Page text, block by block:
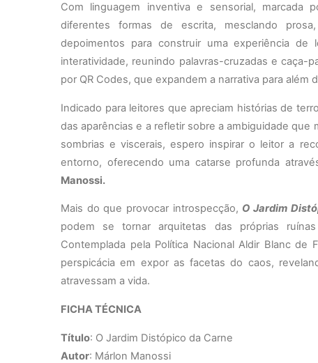
Com linguagem inventivae sensorial, marcada
diferentes formas deescrita, mesclando
depoimentos para construir uma experiência
interatividade, reunindo palavras-cruzadas e caça-
por QR Codes, que expandem a narrativa para além
Indicado para leitores que apreciam histórias de
das aparências e a refletir sobre a ambiguidade
sombrias e viscerais, espero inspirar o leitor a
entorno, oferecendo uma catarse profunda
Manossi.
Mais do que provocar introspecção, O Jardim
podem se tornar arquitetas das próprias
Contemplada pela Política Nacional Aldir Blanc
perspicácia em expor as facetas do caos,
atravessam a vida.
FICHA TÉCNICA
Título: O Jardim Distópico da Carne
Autor: Márlon Manossi